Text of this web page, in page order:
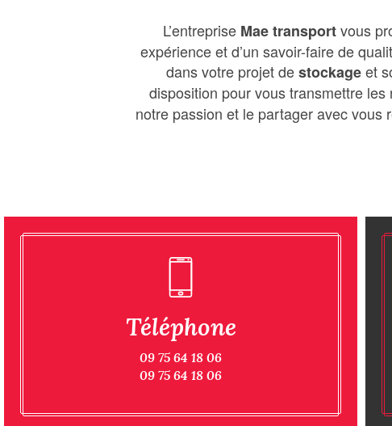
L’entreprise Mae transportvous
expérience et d’un savoir-faire de
dans votre projet destockageet
disposition pour vous transmettre
notre passion et le partager avec vous
Téléphone
09 75 64 18 06
09 75 64 18 06